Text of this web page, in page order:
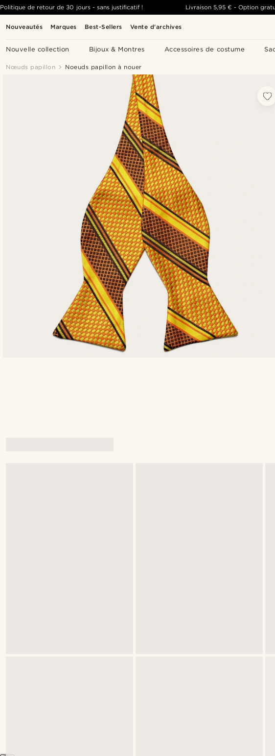
Nouveautés Marques Best-Sellers Vente d'archives
Nouvelle collection Bijoux & Montres Accessoires de costume
Politique de retour de 30 jours - sans justificatif ! Livraison 5,95 € -Option
Nœuds papillon Noeuds papillon à nouer